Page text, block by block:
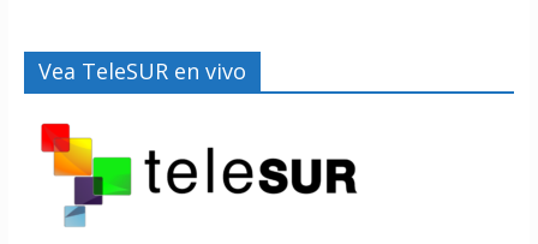
Vea TeleSUR en vivo